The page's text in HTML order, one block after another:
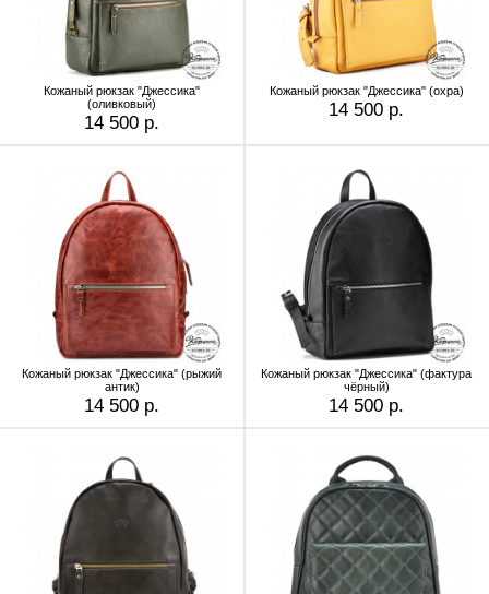
Кожаный рюкзак "Джессика"
(оливковый)
14 500 р.
Кожаный рюкзак "Джессика" (охра)
14 500 р.
Кожаный рюкзак "Джессика" (рыжий
антик)
14 500 р.
Кожаный рюкзак "Джессика" (фактура
чёрный)
14 500 р.